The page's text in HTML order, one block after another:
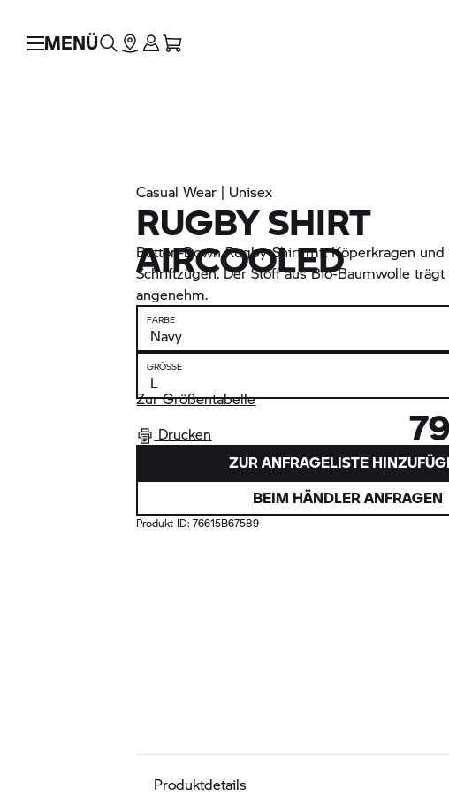
MENÜ
Casual Wear | Unisex
RUGBY SHIRT
AIRCOOLED
Button-Down Rugby-Shirt mit Köperkragen
Schriftzügen. Der Stoff aus Bio-Baumwolle
angenehm.
FARBE
GRÖSSE
Zur Größentabelle
Drucken
ZUR ANFRAGELISTE
BEIM HÄNDLER ANFRAGEN
Produkt ID:76615B67589
Produktdetails